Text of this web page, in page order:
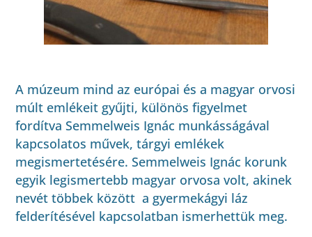
A múzeum mind az európai és a magyar orvosi
múlt emlékeit gyűjti, különös figyelmet
fordítva Semmelweis Ignác munkásságával
kapcsolatos művek, tárgyi emlékek
megismertetésére. Semmelweis Ignác korunk
egyik legismertebb magyar orvosa volt, akinek
nevét többek között a gyermekágyi láz
felderítésével kapcsolatban ismerhettük meg.